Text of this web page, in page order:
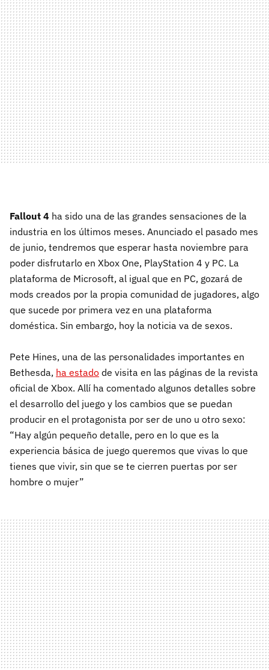
Fallout 4 ha sido una de las grandes sensaciones de la
industria en los últimos meses. Anunciado el pasado mes
de junio, tendremos que esperar hasta noviembre para
poder disfrutarlo en Xbox One, PlayStation 4 y PC. La
plataforma de Microsoft, al igual que en PC, gozará de
mods creados por la propia comunidad de jugadores, algo
que sucede por primera vez en una plataforma
doméstica. Sin embargo, hoy la noticia va de sexos.
Pete Hines, una de las personalidades importantes en
Bethesda, ha estado de visita en las páginas de la revista
oficial de Xbox. Allí ha comentado algunos detalles sobre
el desarrollo del juego y los cambios que se puedan
producir en el protagonista por ser de uno u otro sexo:
“Hay algún pequeño detalle, pero en lo que es la
experiencia básica de juego queremos que vivas lo que
tienes que vivir, sin que se te cierren puertas por ser
hombre o mujer”